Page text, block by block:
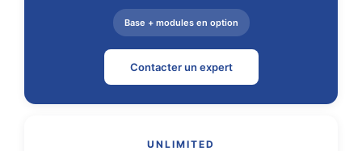
Base + modules en option
Contacter un expert
UNLIMITED